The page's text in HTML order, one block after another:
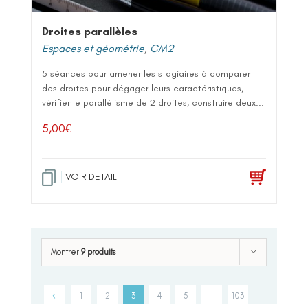
Droites parallèles
Espaces et géométrie, CM2
5 séances pour amener les stagiaires à comparer
des droites pour dégager leurs caractéristiques,
vérifier le parallélisme de 2 droites, construire deux...
5,00€
VOIR DETAIL
Montrer 9 produits
1 2 3 4 5 103